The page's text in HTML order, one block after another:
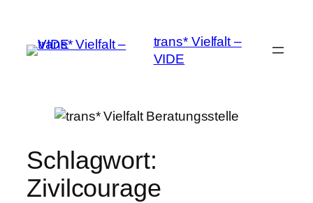
springen
trans* Vielfalt –
VIDE
Schlagwort:
Zivilcourage